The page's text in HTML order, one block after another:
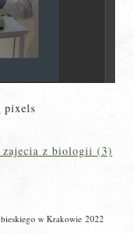
pixels
zajecia z biologii (3)
w Krakowie 2022